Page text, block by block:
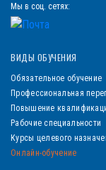
Мы в соц. сетях:
ВИДЫ ОБУЧЕНИЯ
Обязательное обучение
Профессиональная
Повышение
Рабочие специальности
Курсы целевого
Онлайн-обучение